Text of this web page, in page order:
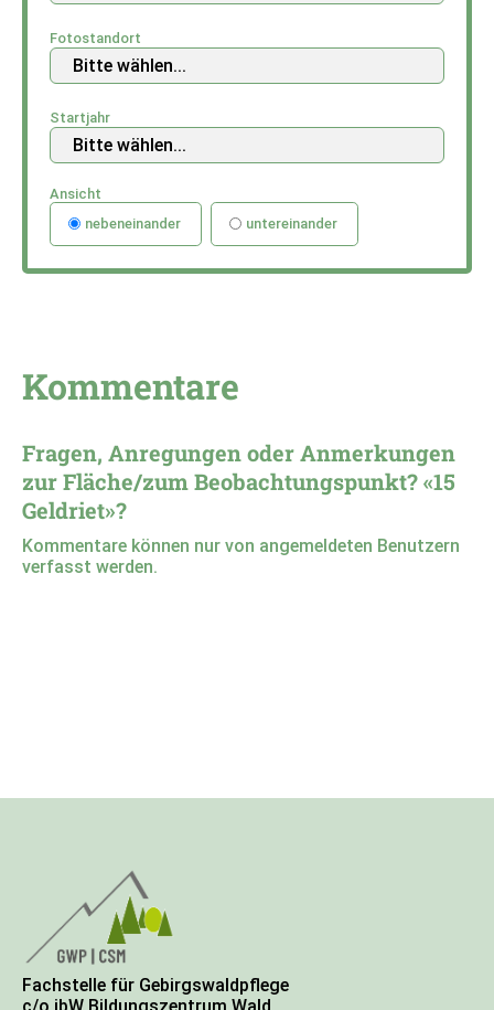
Fotostandort
Startjahr
Ansicht
nebeneinander
untereinander
Kommentare
Fragen, Anregungen oder Anmerkungen
zur Fläche/zum Beobachtungspunkt? «15
Geldriet»?
Kommentare können nur von angemeldeten Benutzern
verfasst werden.
Fachstelle für Gebirgswaldpflege